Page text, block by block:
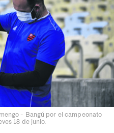
- Bangú por el campeonato
18 de junio.